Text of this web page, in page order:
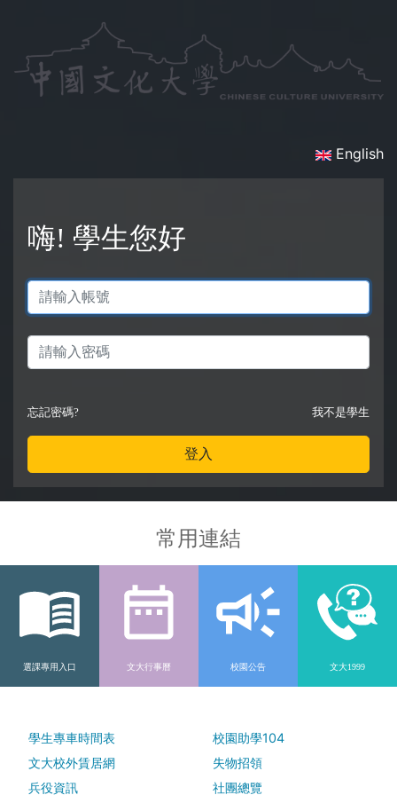
English
嗨! 學生您好
忘記密碼? 我不是學生
登入
常用連結
選課專用入口 文大行事曆 校園公告 文大1999
學生專車時間表
校園助學104
文大校外賃居網
失物招領
兵役資訊
社團總覽